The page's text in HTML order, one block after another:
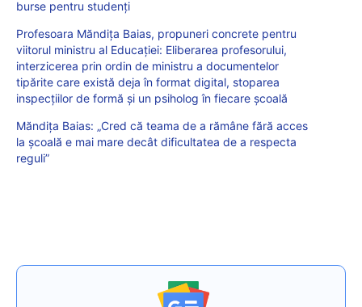
burse pentru studenți
Profesoara Măndița Baias, propuneri concrete pentru
viitorul ministru al Educației: Eliberarea profesorului,
interzicerea prin ordin de ministru a documentelor
tipărite care există deja în format digital, stoparea
inspecțiilor de formă și un psiholog în fiecare școală
Măndița Baias: „Cred că teama de a rămâne fără acces
la școală e mai mare decât dificultatea de a respecta
reguli”